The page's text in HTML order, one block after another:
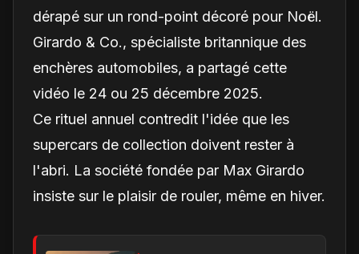
dérapé sur un rond-point décoré pour Noël.
Girardo & Co., spécialiste britannique des
enchères automobiles, a partagé cette
vidéo le 24 ou 25 décembre 2025.
Ce rituel annuel contredit l'idée que les
supercars de collection doivent rester à
l'abri. La société fondée par Max Girardo
insiste sur le plaisir de rouler, même en hiver.